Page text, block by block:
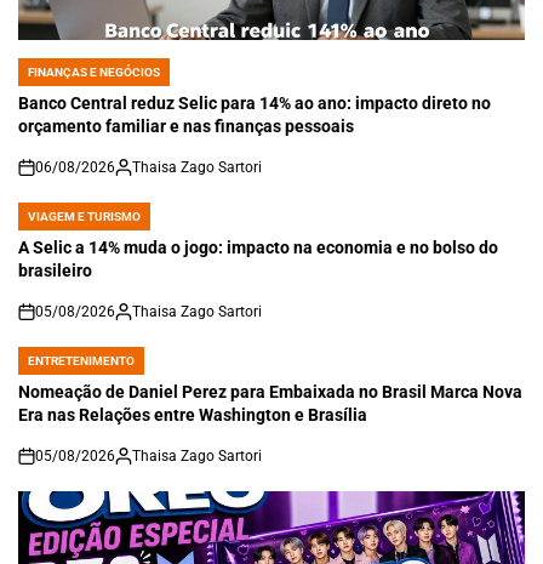
POSTED
IN
FINANÇAS E NEGÓCIOS
Banco Central reduz Selic para 14% ao ano: impacto direto no
orçamento familiar e nas finanças pessoais
on
06/08/2026 Thaisa Zago Sartori
POSTED
IN
VIAGEM E TURISMO
A Selic a 14% muda o jogo: impacto na economia e no bolso do
brasileiro
on
05/08/2026 Thaisa Zago Sartori
POSTED
IN
ENTRETENIMENTO
Nomeação de Daniel Perez para Embaixada no Brasil Marca Nova
Era nas Relações entre Washington e Brasília
on
05/08/2026 Thaisa Zago Sartori